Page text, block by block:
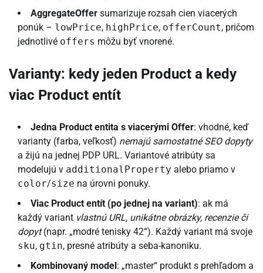
AggregateOffer sumarizuje rozsah cien viacerých
ponúk – lowPrice, highPrice, offerCount, pričom
jednotlivé offers môžu byť vnorené.
Varianty: kedy jeden Product a kedy
viac Product entít
Jedna Product entita s viacerými Offer: vhodné, keď
varianty (farba, veľkosť) nemajú samostatné SEO dopyty
a žijú na jednej PDP URL. Variantové atribúty sa
modelujú v additionalProperty alebo priamo v
color/size na úrovni ponuky.
Viac Product entít (po jednej na variant): ak má
každý variant vlastnú URL, unikátne obrázky, recenzie či
dopyt(napr. „modré tenisky 42“). Každý variant má svoje
sku, gtin, presné atribúty a seba-kanoniku.
Kombinovaný model: „master“ produkt s prehľadom a